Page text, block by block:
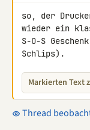
so, der
wieder ein
S-O-S
Schlips).
Markierten Text
Thread